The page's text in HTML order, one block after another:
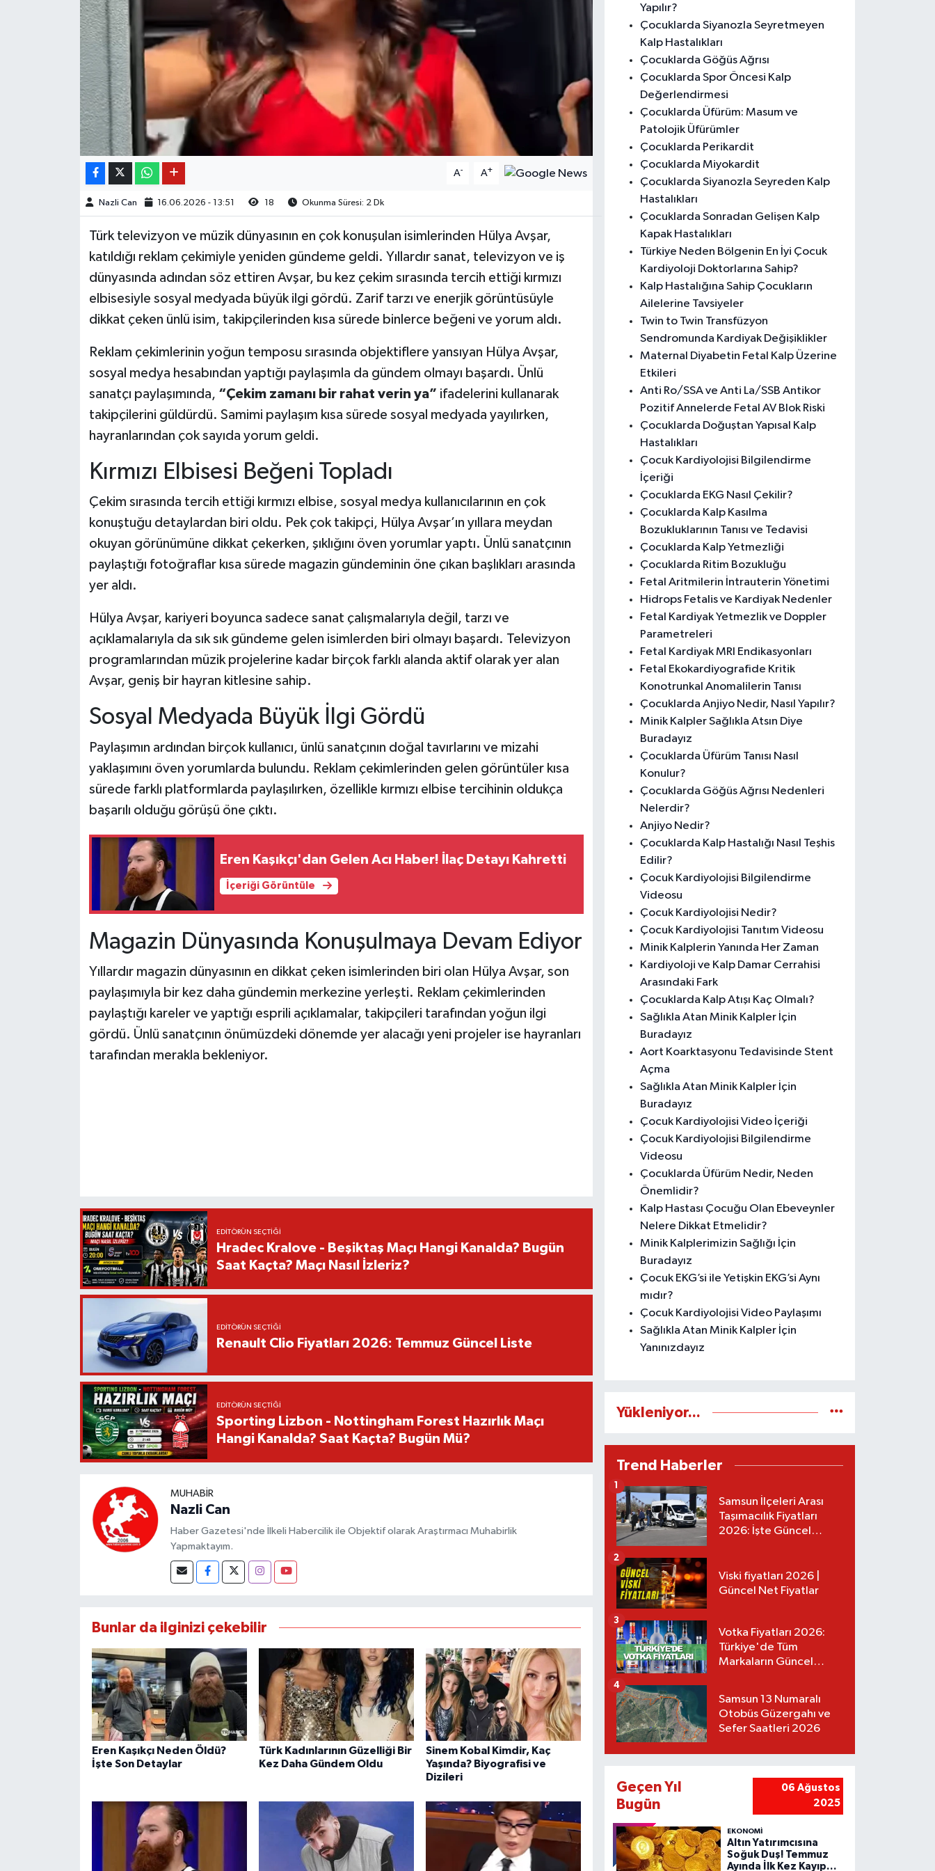
A- A+
Nazli Can 16.06.2026 - 13:51 18 Okunma Süresi: 2 Dk
Türk televizyon ve müzik dünyasının en çok konuşulan isimlerinden Hülya Avşar,
katıldığı reklam çekimiyle yeniden gündeme geldi. Yıllardır sanat, televizyon ve iş
dünyasında adından söz ettiren Avşar, bu kez çekim sırasında tercih ettiği kırmızı
elbisesiyle sosyal medyada büyük ilgi gördü. Zarif tarzı ve enerjik görüntüsüyle
dikkat çeken ünlü isim, takipçilerinden kısa sürede binlerce beğeni ve yorum aldı.
Reklam çekimlerinin yoğun temposu sırasında objektiflere yansıyan Hülya Avşar,
sosyal medya hesabından yaptığı paylaşımla da gündem olmayı başardı. Ünlü
sanatçı paylaşımında, “Çekim zamanı bir rahat verin ya” ifadelerini kullanarak
takipçilerini güldürdü. Samimi paylaşım kısa sürede sosyal medyada yayılırken,
hayranlarından çok sayıda yorum geldi.
Kırmızı Elbisesi Beğeni Topladı
Çekim sırasında tercih ettiği kırmızı elbise, sosyal medya kullanıcılarının en çok
konuştuğu detaylardan biri oldu. Pek çok takipçi, Hülya Avşar’ın yıllara meydan
okuyan görünümüne dikkat çekerken, şıklığını öven yorumlar yaptı. Ünlü sanatçının
paylaştığı fotoğraflar kısa sürede magazin gündeminin öne çıkan başlıkları arasında
yer aldı.
Hülya Avşar, kariyeri boyunca sadece sanat çalışmalarıyla değil, tarzı ve
açıklamalarıyla da sık sık gündeme gelen isimlerden biri olmayı başardı. Televizyon
programlarından müzik projelerine kadar birçok farklı alanda aktif olarak yer alan
Avşar, geniş bir hayran kitlesine sahip.
Sosyal Medyada Büyük İlgi Gördü
Paylaşımın ardından birçok kullanıcı, ünlü sanatçının doğal tavırlarını ve mizahi
yaklaşımını öven yorumlarda bulundu. Reklam çekimlerinden gelen görüntüler kısa
sürede farklı platformlarda paylaşılırken, özellikle kırmızı elbise tercihinin oldukça
başarılı olduğu görüşü öne çıktı.
Eren Kaşıkçı'dan Gelen Acı Haber! İlaç Detayı Kahretti
İçeriği Görüntüle
Magazin Dünyasında Konuşulmaya Devam Ediyor
Yıllardır magazin dünyasının en dikkat çeken isimlerinden biri olan Hülya Avşar, son
paylaşımıyla bir kez daha gündemin merkezine yerleşti. Reklam çekimlerinden
paylaştığı kareler ve yaptığı esprili açıklamalar, takipçileri tarafından yoğun ilgi
gördü. Ünlü sanatçının önümüzdeki dönemde yer alacağı yeni projeler ise hayranları
tarafından merakla bekleniyor.
EDITÖRÜN SEÇTIĞI
Hradec Kralove - Beşiktaş Maçı Hangi Kanalda? Bugün
Saat Kaçta? Maçı Nasıl İzleriz?
EDITÖRÜN SEÇTIĞI
Renault Clio Fiyatları 2026: Temmuz Güncel Liste
EDITÖRÜN SEÇTIĞI
Sporting Lizbon - Nottingham Forest Hazırlık Maçı
Hangi Kanalda? Saat Kaçta? Bugün Mü?
MUHABIR
Nazli Can
Haber Gazetesi'nde İlkeli Habercilik ile Objektif olarak Araştırmacı Muhabirlik
Yapmaktayım.
Bunlar da ilginizi çekebilir
Eren Kaşıkçı Neden Öldü?
İşte Son Detaylar
Türk Kadınlarının Güzelliği Bir
Kez Daha Gündem Oldu
Sinem Kobal Kimdir, Kaç
Yaşında? Biyografisi ve
Dizileri
Yapılır?
Çocuklarda Siyanozla Seyretmeyen
Kalp Hastalıkları
Çocuklarda Göğüs Ağrısı
Çocuklarda Spor Öncesi Kalp
Değerlendirmesi
Çocuklarda Üfürüm: Masum ve
Patolojik Üfürümler
Çocuklarda Perikardit
Çocuklarda Miyokardit
Çocuklarda Siyanozla Seyreden Kalp
Hastalıkları
Çocuklarda Sonradan Gelişen Kalp
Kapak Hastalıkları
Türkiye Neden Bölgenin En İyi Çocuk
Kardiyoloji Doktorlarına Sahip?
Kalp Hastalığına Sahip Çocukların
Ailelerine Tavsiyeler
Twin to Twin Transfüzyon
Sendromunda Kardiyak Değişiklikler
Maternal Diyabetin Fetal Kalp Üzerine
Etkileri
Anti Ro/SSA ve Anti La/SSB Antikor
Pozitif Annelerde Fetal AV Blok Riski
Çocuklarda Doğuştan Yapısal Kalp
Hastalıkları
Çocuk Kardiyolojisi Bilgilendirme
İçeriği
Çocuklarda EKG Nasıl Çekilir?
Çocuklarda Kalp Kasılma
Bozukluklarının Tanısı ve Tedavisi
Çocuklarda Kalp Yetmezliği
Çocuklarda Ritim Bozukluğu
Fetal Aritmilerin İntrauterin Yönetimi
Hidrops Fetalis ve Kardiyak Nedenler
Fetal Kardiyak Yetmezlik ve Doppler
Parametreleri
Fetal Kardiyak MRI Endikasyonları
Fetal Ekokardiyografide Kritik
Konotrunkal Anomalilerin Tanısı
Çocuklarda Anjiyo Nedir, Nasıl Yapılır?
Minik Kalpler Sağlıkla Atsın Diye
Buradayız
Çocuklarda Üfürüm Tanısı Nasıl
Konulur?
Çocuklarda Göğüs Ağrısı Nedenleri
Nelerdir?
Anjiyo Nedir?
Çocuklarda Kalp Hastalığı Nasıl Teşhis
Edilir?
Çocuk Kardiyolojisi Bilgilendirme
Videosu
Çocuk Kardiyolojisi Nedir?
Çocuk Kardiyolojisi Tanıtım Videosu
Minik Kalplerin Yanında Her Zaman
Kardiyoloji ve Kalp Damar Cerrahisi
Arasındaki Fark
Çocuklarda Kalp Atışı Kaç Olmalı?
Sağlıkla Atan Minik Kalpler İçin
Buradayız
Aort Koarktasyonu Tedavisinde Stent
Açma
Sağlıkla Atan Minik Kalpler İçin
Buradayız
Çocuk Kardiyolojisi Video İçeriği
Çocuk Kardiyolojisi Bilgilendirme
Videosu
Çocuklarda Üfürüm Nedir, Neden
Önemlidir?
Kalp Hastası Çocuğu Olan Ebeveynler
Nelere Dikkat Etmelidir?
Minik Kalplerimizin Sağlığı İçin
Buradayız
Çocuk EKG’si ile Yetişkin EKG’si Aynı
mıdır?
Çocuk Kardiyolojisi Video Paylaşımı
Sağlıkla Atan Minik Kalpler İçin
Yanınızdayız
Yükleniyor...
Trend Haberler
Samsun İlçeleri Arası
Taşımacılık Fiyatları
2026: İşte Güncel
1
Viski fiyatları 2026 |
Güncel Net Fiyatlar
2
Votka Fiyatları 2026:
Türkiye'de Tüm
Markaların Güncel
3
Samsun 13 Numaralı
Otobüs Güzergahı ve
Sefer Saatleri 2026
4
Geçen Yıl
Bugün
06 Ağustos
2025
EKONOMİ
Altın Yatırımcısına
Soğuk Duş! Temmuz
Ayında İlk Kez Kayıp